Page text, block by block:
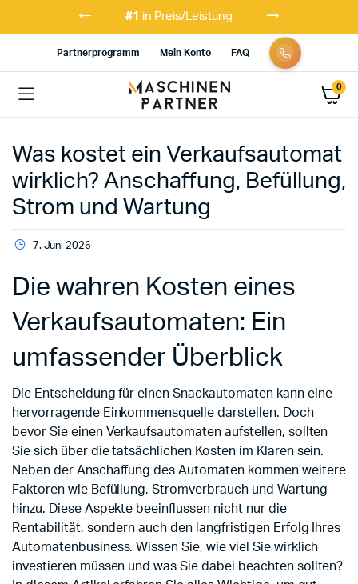
#1 in Preis/Leistung
Partnerprogramm Mein Konto FAQ
0
Was kostet ein Verkaufsautomat
wirklich? Anschaffung, Befüllung,
Strom und Wartung
7. Juni 2026
Die wahren Kosten eines
Verkaufsautomaten: Ein
umfassender Überblick
Die Entscheidung für einen Snackautomaten kann eine
hervorragende Einkommensquelle darstellen. Doch
bevor Sie einen Verkaufsautomaten aufstellen, sollten
Sie sich über die tatsächlichen Kosten im Klaren sein.
Neben der Anschaffung des Automaten kommen weitere
Faktoren wie Befüllung, Stromverbrauch und Wartung
hinzu. Diese Aspekte beeinflussen nicht nur die
Rentabilität, sondern auch den langfristigen Erfolg Ihres
Automatenbusiness. Wissen Sie, wie viel Sie wirklich
investieren müssen und was Sie dabei beachten sollten?